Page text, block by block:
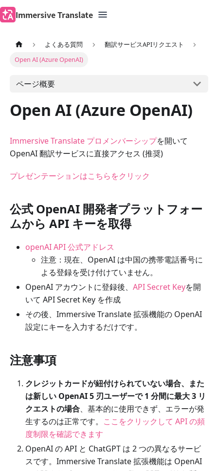
Immersive Translate
よくある質問
翻訳サービスAPIリクエスト
Open AI (Azure OpenAI)
ページ概要
Open AI (Azure OpenAI)
Immersive Translate プロメンバーシップを開いて
OpenAI 翻訳サービスに直接アクセス (推奨)
プレゼンテーションはこちらをクリック
公式 OpenAI 開発者プラットフォー
ムから API キーを取得
openAI API 公式アドレス
注意：現在、OpenAI は中国の携帯電話番号に
よる登録を受け付けていません。
OpenAI アカウントに登録後、 API Secret Keyを開
いて API Secret Key を作成
その後、Immersive Translate 拡張機能の OpenAI
設定にキーを入力するだけです。
注意事項
クレジットカードが紐付けられていない場合、また
は新しい OpenAI 5 刃ユーザーで 1 分間に最大 3 リ
クエストの場合、基本的に使用できず、エラーが発
生するのは正常です。 ここをクリックして API の頻
度制限を確認できます
OpenAI の API と ChatGPT は 2 つの異なるサービ
スです。Immersive Translate 拡張機能は OpenAI